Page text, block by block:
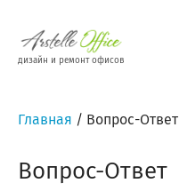
дизайн и ремонт офисов
Главная / Вопрос-Ответ
Вопрос-Ответ